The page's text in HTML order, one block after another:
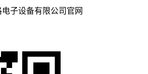
子设备有限公司官网